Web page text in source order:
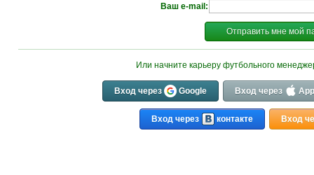
Ваш e-mail:
Отправить мне мой
Или начните карьеру футбольного
Вход через Google Вход через
Вход через контакте Вход